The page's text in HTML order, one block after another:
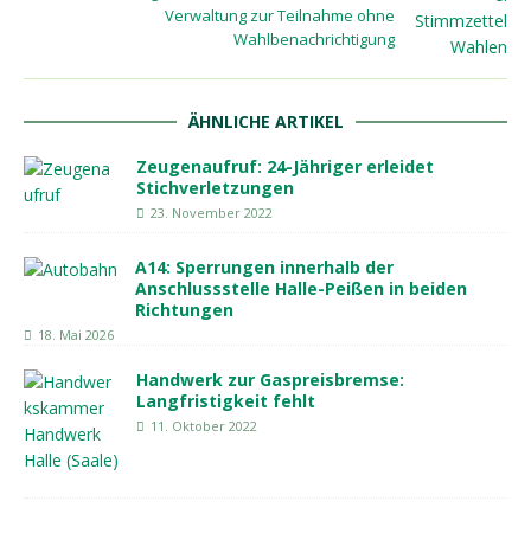
Verwaltung zur Teilnahme ohne
Wahlbenachrichtigung
ÄHNLICHE ARTIKEL
Zeugenaufruf: 24-Jähriger erleidet
Stichverletzungen
23. November 2022
A14: Sperrungen innerhalb der
Anschlussstelle Halle-Peißen in beiden
Richtungen
18. Mai 2026
Handwerk zur Gaspreisbremse:
Langfristigkeit fehlt
11. Oktober 2022